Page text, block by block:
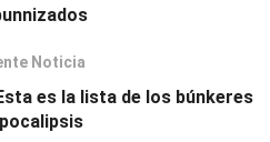
Noticia
es la lista de los búnkeres